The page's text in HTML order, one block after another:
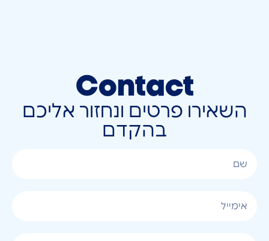
Contact
השאירו פרטים ונחזור אליכם
בהקדם